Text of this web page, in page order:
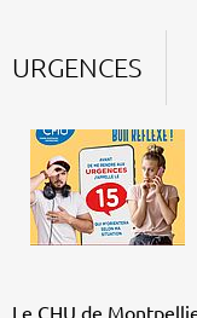
URGENCES
Le CHU de